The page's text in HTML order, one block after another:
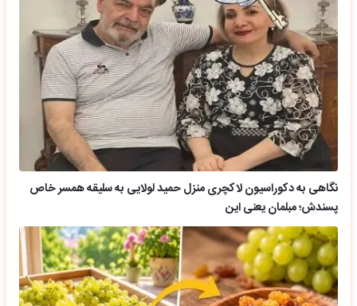
نگاهی به دکوراسیون لاکچری منزل حمید لولایی به سلیقه همسر خاص
پسندش؛ مبلمان یعنی این